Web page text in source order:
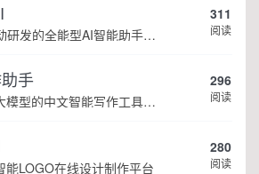
字节跳动研发的全能型AI智能助手，提供智能对话、知识问答、内容创作、学习办公等一站式AI服务
311
阅读
手
基于AI大模型的中文智能写作工具，面向学生、自媒体、职场人士提供一站式文本创作服务 核心定位 AI写作助手是依托人工智能技术打造的创作辅助平台，专注中文文本生成与优化，帮助用户快速完成各类文案、文章、论文等内容创作，提升写作效率 核心功能 ...
296
阅读
能LOGO在线设计制作平台
280
阅读